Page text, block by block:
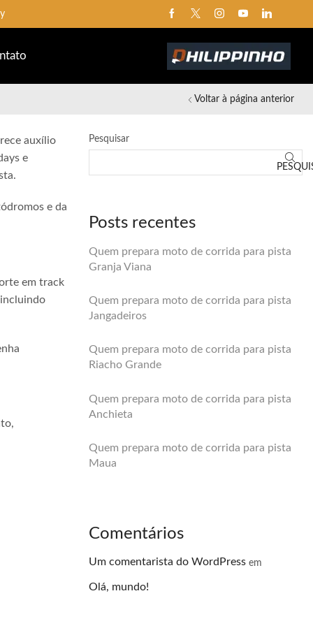
Voltar à página anterior
auxílio
e
e da
em track
Pesquisar
Posts recentes
Quem prepara moto de corrida para pista
Granja Viana
Quem prepara moto de corrida para pista
Jangadeiros
Quem prepara moto de corrida para pista
Riacho Grande
Quem prepara moto de corrida para pista
Anchieta
Quem prepara moto de corrida para pista
Maua
Comentários
Um comentarista do WordPress em
Olá, mundo!